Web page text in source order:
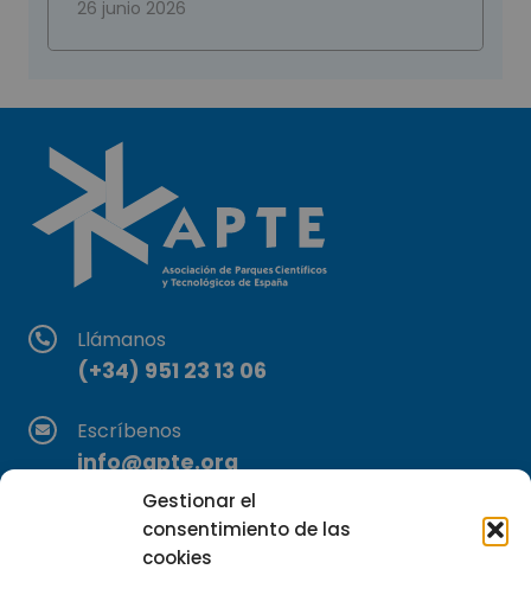
Gestionar el
consentimiento de las
cookies
26 junio 2026
Llámanos
(+34) 951 23 13 06
Escríbenos
info@apte.org
Encuéntranos
C/Marie Curie, 35